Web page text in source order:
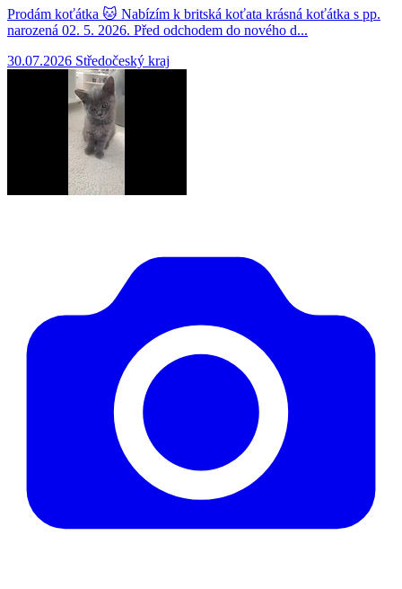
Prodám koťátka 🐱 Nabízím k britská koťata krásná koťátka s pp.
narozená 02. 5. 2026. Před odchodem do nového d...
30.07.2026 Středočeský kraj